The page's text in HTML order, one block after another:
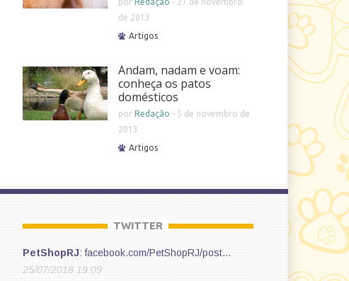
de 2013
Artigos
Andam, nadam e voam:
conheça os patos
domésticos
porRedação - 5 de novembro de
2013
Artigos
TWITTER
PetShopRJ:facebook.com/PetShopRJ/post…
25/07/2018 19:09